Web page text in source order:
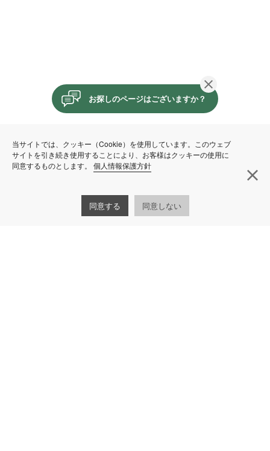
お探しのページはございますか？
当サイトでは、クッキー（Cookie）を使用しています。このウェブ
サイトを引き続き使用することにより、お客様はクッキーの使用に
同意するものとします。 個人情報保護方針
同意する 同意しない